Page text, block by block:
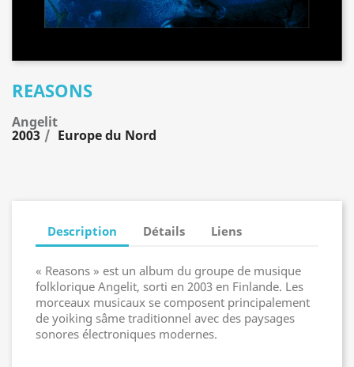
REASONS
Angelit
2003 Europe du Nord
Description Détails Liens
« Reasons » est un album du groupe de musique
folklorique Angelit, sorti en 2003 en Finlande. Les
morceaux musicaux se composent principalement
de yoiking sâme traditionnel avec des paysages
sonores électroniques modernes.